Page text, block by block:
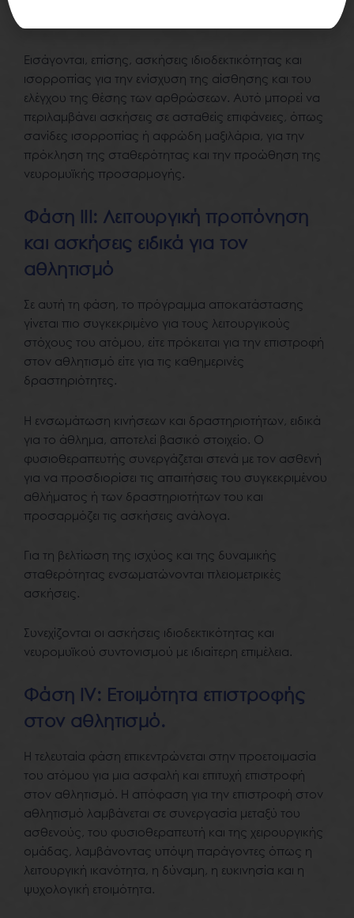
Εισάγονται, επίσης, ασκήσεις ιδιοδεκτικότητας και
ισορροπίας για την ενίσχυση της αίσθησης και του
ελέγχου της θέσης των αρθρώσεων. Αυτό μπορεί να
περιλαμβάνει ασκήσεις σε ασταθείς επιφάνειες, όπως
σανίδες ισορροπίας ή αφρώδη μαξιλάρια, για την
πρόκληση της σταθερότητας και την προώθηση της
νευρομυϊκής προσαρμογής.
Φάση III: Λειτουργική προπόνηση
και ασκήσεις ειδικά για τον
αθλητισμό
Σε αυτή τη φάση, το πρόγραμμα αποκατάστασης
γίνεται πιο συγκεκριμένο για τους λειτουργικούς
στόχους του ατόμου, είτε πρόκειται για την επιστροφή
στον αθλητισμό είτε για τις καθημερινές
δραστηριότητες.
Η ενσωμάτωση κινήσεων και δραστηριοτήτων, ειδικά
για το άθλημα, αποτελεί βασικό στοιχείο. Ο
φυσιοθεραπευτής συνεργάζεται στενά με τον ασθενή
για να προσδιορίσει τις απαιτήσεις του συγκεκριμένου
αθλήματος ή των δραστηριοτήτων του και
προσαρμόζει τις ασκήσεις ανάλογα.
Για τη βελτίωση της ισχύος και της δυναμικής
σταθερότητας ενσωματώνονται πλειομετρικές
ασκήσεις.
Συνεχίζονται οι ασκήσεις ιδιοδεκτικότητας και
νευρομυϊκού συντονισμού με ιδιαίτερη επιμέλεια.
Φάση IV: Ετοιμότητα επιστροφής
στον αθλητισμό.
Η τελευταία φάση επικεντρώνεται στην προετοιμασία
του ατόμου για μια ασφαλή και επιτυχή επιστροφή
στον αθλητισμό. Η απόφαση για την επιστροφή στον
αθλητισμό λαμβάνεται σε συνεργασία μεταξύ του
ασθενούς, του φυσιοθεραπευτή και της χειρουργικής
ομάδας, λαμβάνοντας υπόψη παράγοντες όπως η
λειτουργική ικανότητα, η δύναμη, η ευκινησία και η
ψυχολογική ετοιμότητα.